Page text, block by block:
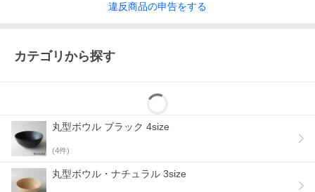
違反商品の申告をする
カテゴリから探す
丸型ボウル ブラック 4size
(4件)
丸型ボウル・ナチュラル 3size